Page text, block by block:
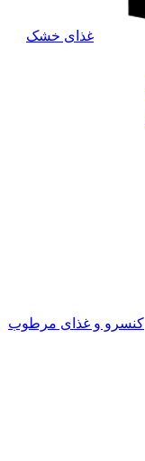
غذای خشک
کنسرو و غذای مرطوب